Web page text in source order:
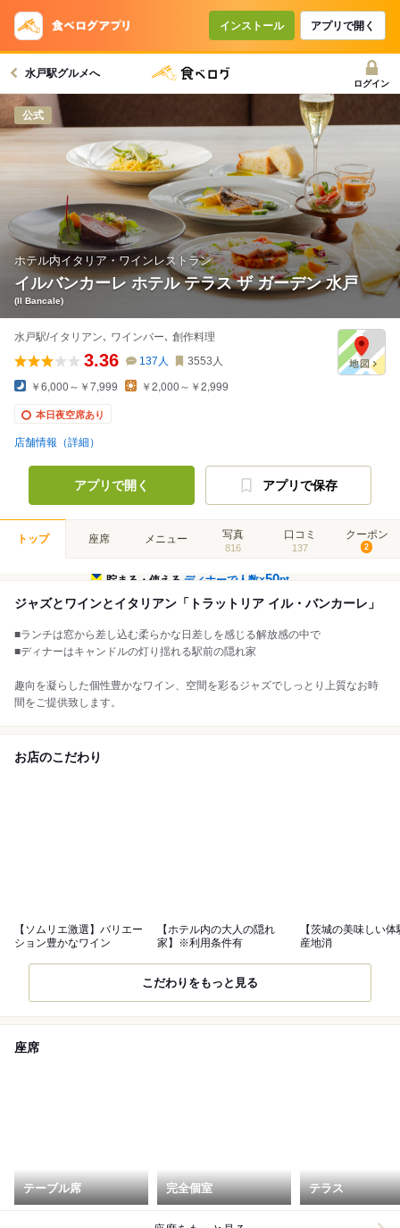
インストール アプリで開く
水戸駅グルメへ
ログイン
公式
ホテル内イタリア・ワインレストラン
イルバンカーレ ホテル テラス ザ ガーデン 水戸
(II Bancale)
水戸駅/イタリアン､ ワインバー､ 創作料理
3.36 137 人 3553 人
￥6,000～￥7,999 ￥2,000～￥2,999
本日夜空席あり
店舗情報（詳細）
アプリで開く アプリで保存
トップ 座席 メニュー 写真
816
口コミ
137
クーポン
2
貯まる・使えるディナーで人数×50pt
ジャズとワインとイタリアン「トラットリア イル・バンカーレ」
■ランチは窓から差し込む柔らかな日差しを感じる解放感の中で
■ディナーはキャンドルの灯り揺れる駅前の隠れ家
趣向を凝らした個性豊かなワイン、空間を彩るジャズでしっとり上質なお時
間をご提供致します。
お店のこだわり
【ソムリエ激選】バリエー
ション豊かなワイン
【ホテル内の大人の隠れ
家】※利用条件有
【茨城の美味しい
産地消
こだわりをもっと見る
座席
テーブル席 完全個室 テラス
コースで使えるクーポン
戻る
クーポンを利用せず予約する